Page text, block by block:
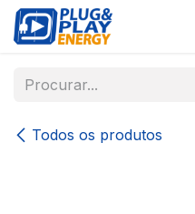
Pular para o conteúdo
Todos os produtos